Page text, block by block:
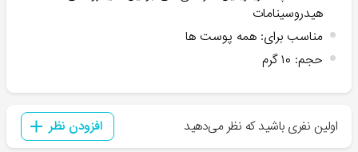
هیدروسینامات
مناسب برای: همه پوست ها
حجم: ۱۰ گرم
اولین نفری باشید که نظر می‌دهید افزودن نظر